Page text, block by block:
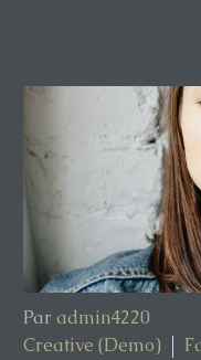
Par admin4220
Creative (Demo)